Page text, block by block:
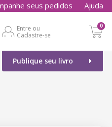
seus pedidos Ajuda
Entre ou
Cadastre-se
0
Publique seu livro